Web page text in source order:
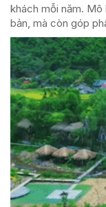
khách mỗi năm.
bản, mà còn góp